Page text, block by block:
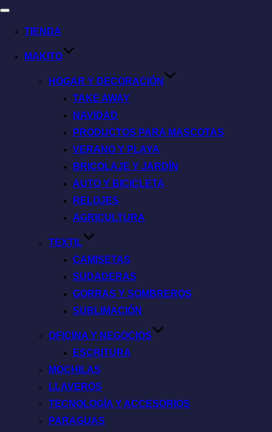
TIENDA
MAKITO
HOGAR Y DECORACIÓN
TAKE AWAY
NAVIDAD
PRODUCTOS PARA MASCOTAS
VERANO Y PLAYA
BRICOLAJE Y JARDÍN
AUTO Y BICICLETA
RELOJES
AGRICULTURA
TEXTIL
CAMISETAS
SUDADERAS
GORRAS Y SOMBREROS
SUBLIMACIÓN
OFICINA Y NEGOCIOS
ESCRITURA
MOCHILAS
LLAVEROS
TECNOLOGÍA Y ACCESORIOS
PARAGUAS